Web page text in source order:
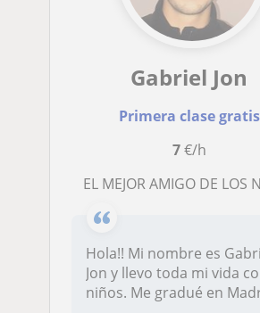
Gabriel Jon
Primera clase gratis
7€/h
EL MEJOR AMIGO DE LOS
Hola!! Mi nombre es
Jon y llevo toda mi vida
niños. Me gradué en